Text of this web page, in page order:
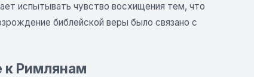
испытывать чувство восхищения тем, что
библейской веры было связано с
к Римлянам